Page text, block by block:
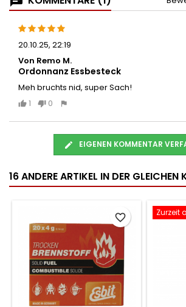
20.10.25, 22:19
Von Remo M.
Ordonnanz Essbesteck
Meh bruchts nid, super Sach!
1
0
EIGENEN KOMMENTAR
16 ANDERE ARTIKEL IN DER GLEICHEN
favorite_border Zurzeit